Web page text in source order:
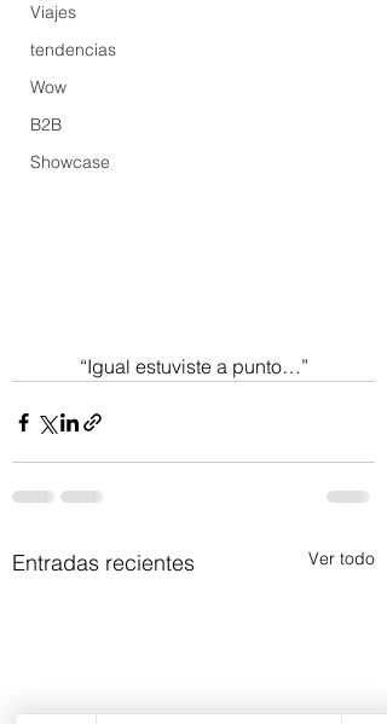
Viajes
tendencias
Wow
B2B
Showcase
“Igual estuviste a punto…”
Entradas recientes Ver todo